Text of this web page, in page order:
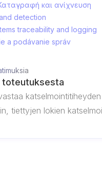
και ανίχνευση
detection
traceability and logging
a podávanie správ
toteutuksesta
tiettyjen lokien